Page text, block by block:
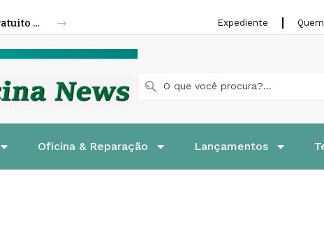
Fenatran 2026 abre credenciamento gratuito para visitantes Expediente
Oficina & Reparação Lançamentos